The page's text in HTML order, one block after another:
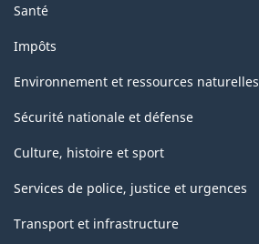
Santé
Impôts
Environnement et ressources naturelles
Sécurité nationale et défense
Culture, histoire et sport
Services de police, justice et urgences
Transport et infrastructure